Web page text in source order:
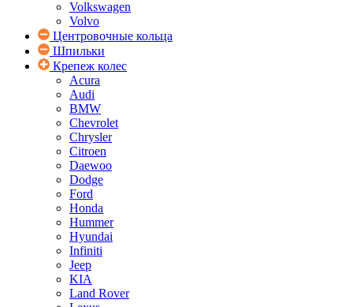
Volkswagen
Volvo
Центровочные кольца
Шпильки
Крепеж колес
Acura
Audi
BMW
Chevrolet
Chrysler
Citroen
Daewoo
Dodge
Ford
Honda
Hummer
Hyundai
Infiniti
Jeep
KIA
Land Rover